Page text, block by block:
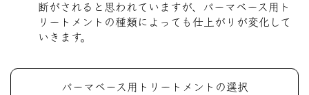
断がされると思われていますが、パーマベース用ト
リートメントの種類によっても仕上がりが変化して
いきます。
パーマベース用トリートメントの選択